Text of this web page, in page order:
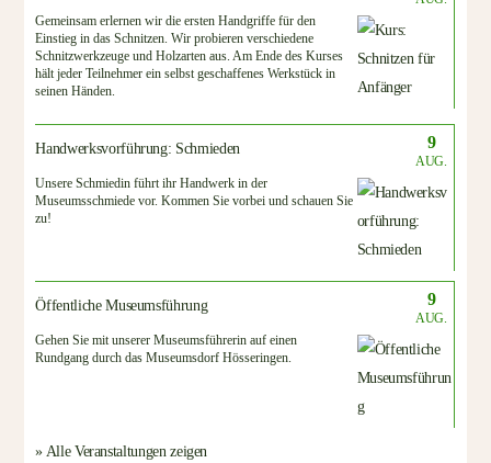
Gemeinsam erlernen wir die ersten Handgriffe für den
Einstieg in das Schnitzen. Wir probieren verschiedene
Schnitzwerkzeuge und Holzarten aus. Am Ende des Kurses
hält jeder Teilnehmer ein selbst geschaffenes Werkstück in
seinen Händen.
Handwerksvorführung: Schmieden 9
AUG.
Unsere Schmiedin führt ihr Handwerk in der
Museumsschmiede vor. Kommen Sie vorbei und schauen Sie
zu!
Öffentliche Museumsführung 9
AUG.
Gehen Sie mit unserer Museumsführerin auf einen
Rundgang durch das Museumsdorf Hösseringen.
» Alle Veranstaltungen zeigen